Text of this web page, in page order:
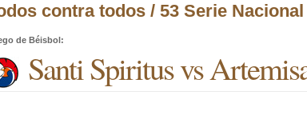
contra todos / 53 Serie
de Béisbol:
Santi Spiritus vs